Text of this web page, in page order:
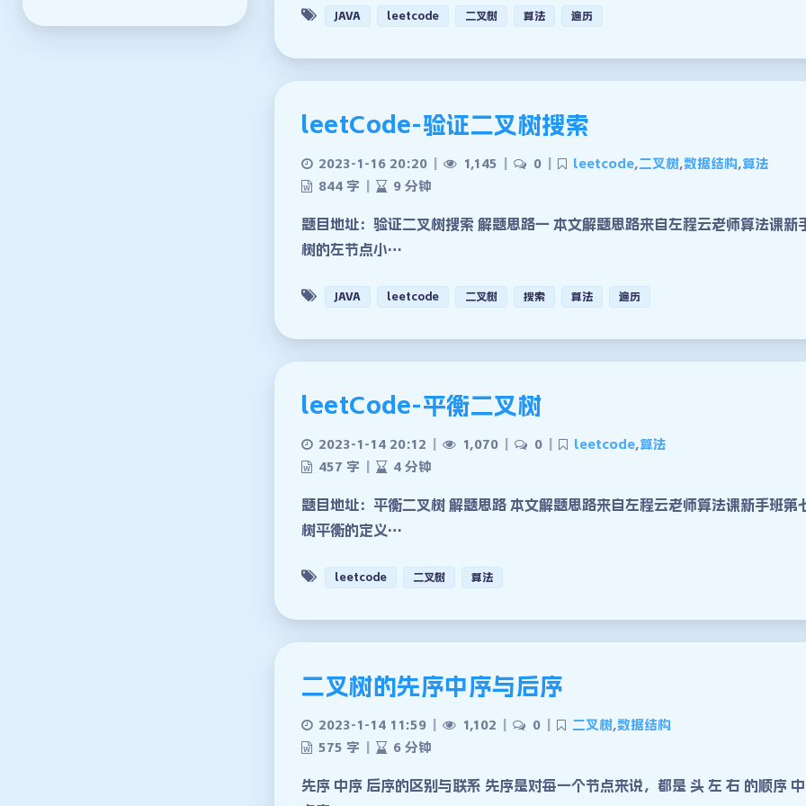
JAVA leetcode 二叉树 算法 遍历
leetCode-验证二叉树搜索
2023-1-16 20:20 1,145 0 leetcode,二叉树,数据结构 ,算法
844 字
9 分钟
题目地址：验证二叉树搜索 解题思路一 本文解题思路来自左程云老师算法课新
树的左节点小…
JAVA leetcode 二叉树 搜索 算法 遍历
leetCode-平衡二叉树
2023-1-14 20:12 1,070 0 leetcode,算法
457 字
4 分钟
题目地址：平衡二叉树 解题思路 本文解题思路来自左程云老师算法课新手班第
树平衡的定义…
leetcode 二叉树 算法
二叉树的先序中序与后序
2023-1-14 11:59 1,102 0 二叉树,数据结构
575 字
6 分钟
先序 中序 后序的区别与联系 先序是对每一个节点来说，都是 头 左 右 的顺序